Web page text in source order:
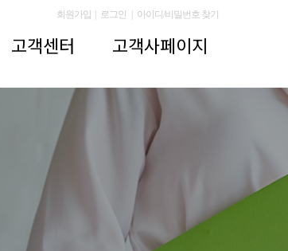
회원가입 로그인 아이디/비밀번호 찾기
고객센터 고객사페이지